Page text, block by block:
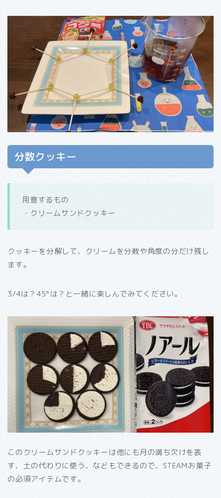
分数クッキー
用意するもの
・クリームサンドクッキー
クッキーを分解して、クリームを分数や角度の分だけ残し
ます。
3/4は？45°は？と一緒に楽しんでみてください。
このクリームサンドクッキーは他にも月の満ち欠けを表
す、土の代わりに使う、などもできるので、STEAMお菓子
の必須アイテムです。